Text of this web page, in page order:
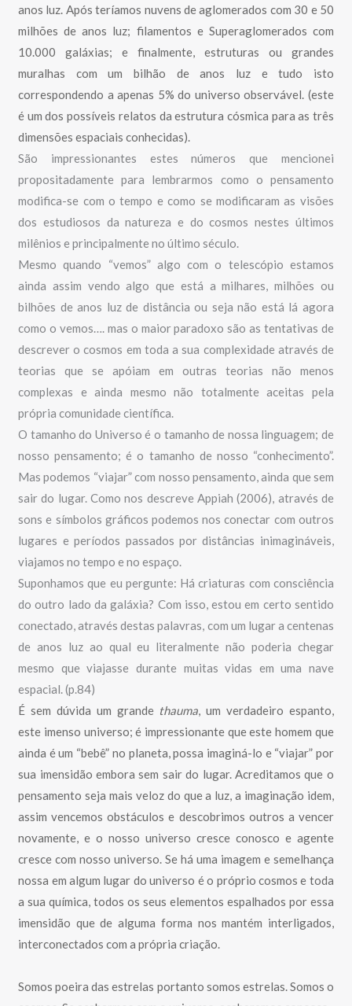
anos luz. Após teríamos nuvens de aglomerados com 30 e 50
milhões de anos luz; filamentos e Superaglomerados com
10.000 galáxias; e finalmente, estruturas ou grandes
muralhas com um bilhão de anos luz e tudo isto
correspondendo a apenas 5% do universo observável. (este
é um dos possíveis relatos da estrutura cósmica para as três
dimensões espaciais conhecidas).
São impressionantes estes números que mencionei
propositadamente para lembrarmos como o pensamento
modifica-se com o tempo e como se modificaram as visões
dos estudiosos da natureza e do cosmos nestes últimos
milênios e principalmente no último século.
Mesmo quando “vemos” algo com o telescópio estamos
ainda assim vendo algo que está a milhares, milhões ou
bilhões de anos luz de distância ou seja não está lá agora
como o vemos…. mas o maior paradoxo são as tentativas de
descrever o cosmos em toda a sua complexidade através de
teorias que se apóiam em outras teorias não menos
complexas e ainda mesmo não totalmente aceitas pela
própria comunidade científica.
O tamanho do Universo é o tamanho de nossa linguagem; de
nosso pensamento; é o tamanho de nosso “conhecimento”.
Mas podemos “viajar” com nosso pensamento, ainda que sem
sair do lugar. Como nos descreve Appiah (2006), através de
sons e símbolos gráficos podemos nos conectar com outros
lugares e períodos passados por distâncias inimagináveis,
viajamos no tempo e no espaço.
Suponhamos que eu pergunte: Há criaturas com consciência
do outro lado da galáxia? Com isso, estou em certo sentido
conectado, através destas palavras, com um lugar a centenas
de anos luz ao qual eu literalmente não poderia chegar
mesmo que viajasse durante muitas vidas em uma nave
espacial. (p.84)
É sem dúvida um grande thauma , um verdadeiro espanto,
este imenso universo; é impressionante que este homem que
ainda é um “bebê” no planeta, possa imaginá-lo e “viajar” por
sua imensidão embora sem sair do lugar. Acreditamos que o
pensamento seja mais veloz do que a luz, a imaginação idem,
assim vencemos obstáculos e descobrimos outros a vencer
novamente, e o nosso universo cresce conosco e agente
cresce com nosso universo. Se há uma imagem e semelhança
nossa em algum lugar do universo é o próprio cosmos e toda
a sua química, todos os seus elementos espalhados por essa
imensidão que de alguma forma nos mantém interligados,
interconectados com a própria criação.
Somos poeira das estrelas portanto somos estrelas. Somos o